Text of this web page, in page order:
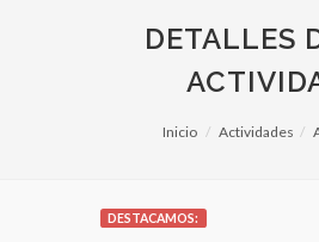
DETALLES
Inicio Actividades
DESTACAMOS: